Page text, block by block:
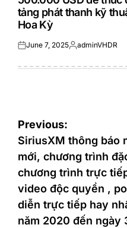
tảng phát thanh kỹ
Hoa Kỳ
Posted
June 7, 2025Posted
adminVHDR
Post
navigation
Previous:
SiriusXM thông báo
mới, chương trình
chương trình trực
video độc quyền ,
diễn trực tiếp hay
năm 2020 đến ngày